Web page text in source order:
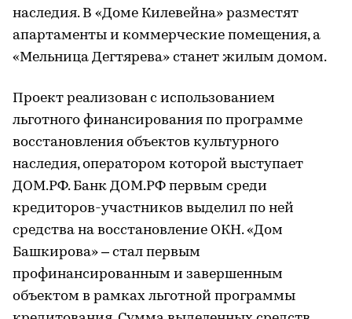
наследия. В «Доме Килевейна» разместят
апартаменты и коммерческие помещения, а
«Мельница Дегтярева» станет жилым домом.
Проект реализован с использованием
льготного финансирования по программе
восстановления объектов культурного
наследия, оператором которой выступает
ДОМ.РФ. Банк ДОМ.РФ первым среди
кредиторов-участников выделил по ней
средства на восстановление ОКН. «Дом
Башкирова» – стал первым
профинансированным и завершенным
объектом в рамках льготной программы